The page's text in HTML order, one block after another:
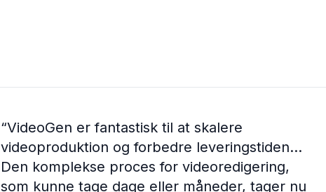
“VideoGen er fantastisk til at skalere
videoproduktion og forbedre leveringstiden...
Den komplekse proces for videoredigering,
som kunne tage dage eller måneder, tager nu